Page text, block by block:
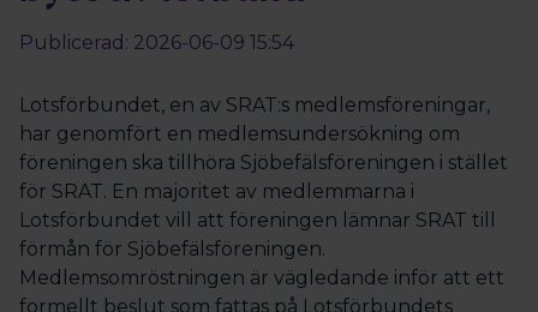
Publicerad: 2026-06-09 15:54
Lotsförbundet, en av SRAT:s medlemsföreningar,
har genomfört en medlemsundersökning om
föreningen ska tillhöra Sjöbefälsföreningen i stället
för SRAT. En majoritet av medlemmarna i
Lotsförbundet vill att föreningen lämnar SRAT till
förmån för Sjöbefälsföreningen.
Medlemsomröstningen är vägledande inför att ett
formellt beslut som fattas på Lotsförbundets